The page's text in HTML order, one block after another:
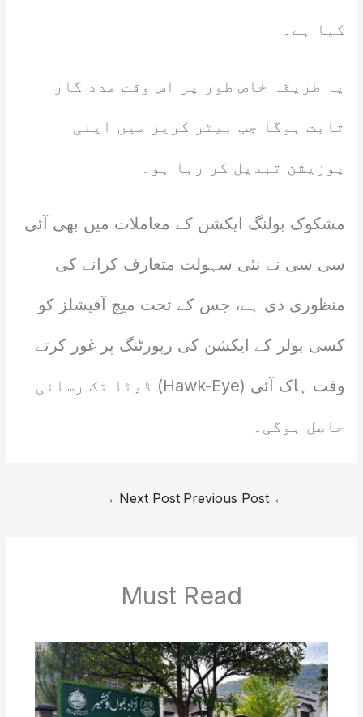
کیا ہے۔
یہ طریقہ خاص طور پر اس وقت مدد گار
ثابت ہوگا جب بیٹر کریز میں اپنی
پوزیشن تبدیل کر رہا ہو۔
مشکوک بولنگ ایکشن کے معاملات میں بھی آئی
سی سی نے نئی سہولت متعارف کرانے کی
منظوری دی ہے، جس کے تحت میچ آفیشلز کو
کسی بولر کے ایکشن کی رپورٹنگ پر غور کرتے
وقت ہاک آئی (Hawk-Eye) ڈیٹا تک رسائی
حاصل ہوگی۔
←
Next Post
→
Must Read